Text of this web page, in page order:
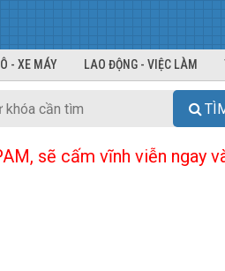
- XE MÁY LAO ĐỘNG - VIỆC LÀM
sẽ cấm vĩnh viễn ngay